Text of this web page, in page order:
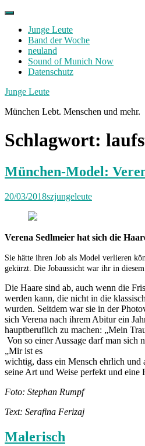
Skip
contentJunge Leute
Band der Woche
neuland
Sound of Munich Now
Datenschutz
Facebook
Twitter
Instagram
Junge Leute
München Lebt. Menschen und mehr.
Schlagwort:
München-Model:
20/03/2018szjungeleute
Verena Sedlmeier hat sich die
Sie hätte ihren Job als Model verlieren
gekürzt. Die Jobaussicht war ihr in
Die Haare sind ab, auch wenn die
werden kann, die nicht in die
wurden. Seitdem war sie in der
sich Verena nach ihrem Abitur ein
hauptberuflich zu machen: „Mein
Von so einer Aussage darf man sich
„Mir ist es
wichtig, dass ein Mensch ehrlich und
seine Art und Weise perfekt und eine
Foto: Stephan Rumpf
Text: Serafina Ferizaj
Malerisch